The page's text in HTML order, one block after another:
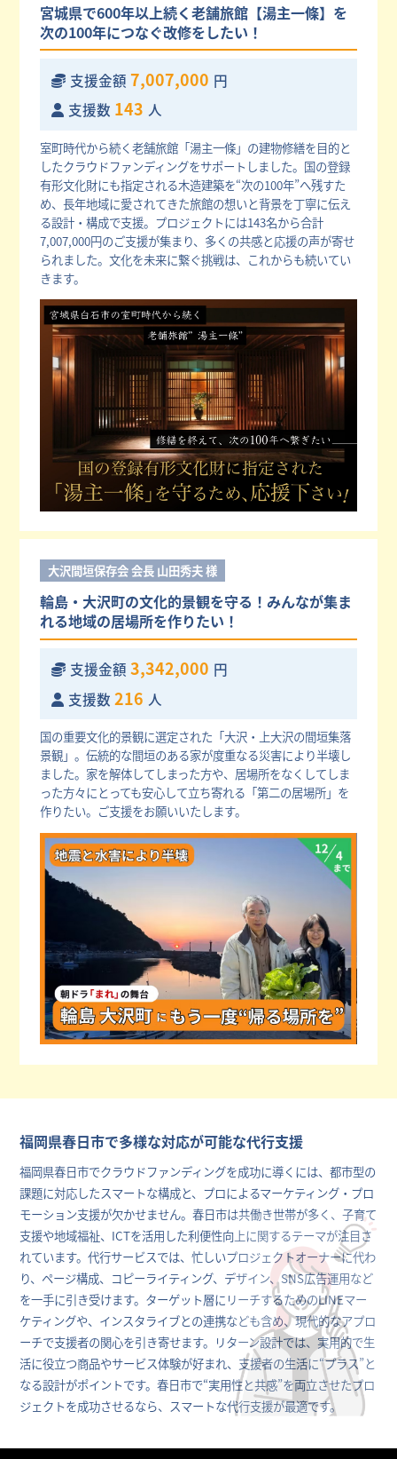
宮城県で600年以上続く老舗旅館【湯主一條】を
次の100年につなぐ改修をしたい！
支援金額 7,007,000 円
支援数 143 人
室町時代から続く老舗旅館「湯主一條」の建物修繕を目的と
したクラウドファンディングをサポートしました。国の登録
有形文化財にも指定される木造建築を“次の100年”へ残すた
め、長年地域に愛されてきた旅館の想いと背景を丁寧に伝え
る設計・構成で支援。プロジェクトには143名から合計
7,007,000円のご支援が集まり、多くの共感と応援の声が寄せ
られました。文化を未来に繋ぐ挑戦は、これからも続いてい
きます。
大沢間垣保存会 会長 山田秀夫 様
輪島・大沢町の文化的景観を守る！みんなが集ま
れる地域の居場所を作りたい！
支援金額 3,342,000 円
支援数 216 人
国の重要文化的景観に選定された「大沢・上大沢の間垣集落
景観」。伝統的な間垣のある家が度重なる災害により半壊し
ました。家を解体してしまった方や、居場所をなくしてしま
った方々にとっても安心して立ち寄れる「第二の居場所」を
作りたい。ご支援をお願いいたします。
福岡県春日市で多様な対応が可能な代行支援
福岡県春日市でクラウドファンディングを成功に導くには、都市型の
課題に対応したスマートな構成と、プロによるマーケティング・プロ
モーション支援が欠かせません。春日市は共働き世帯が多く、子育て
支援や地域福祉、ICTを活用した利便性向上に関するテーマが注目さ
れています。代行サービスでは、忙しいプロジェクトオーナーに代わ
り、ページ構成、コピーライティング、デザイン、SNS広告運用など
を一手に引き受けます。ターゲット層にリーチするためのLINEマー
ケティングや、インスタライブとの連携なども含め、現代的なアプロ
ーチで支援者の関心を引き寄せます。リターン設計では、実用的で生
活に役立つ商品やサービス体験が好まれ、支援者の生活に“プラス”と
なる設計がポイントです。春日市で“実用性と共感”を両立させたプロ
ジェクトを成功させるなら、スマートな代行支援が最適です。